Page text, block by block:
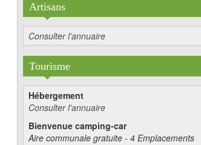
Artisans
Consulter l'annuaire
Tourisme
Hébergement
Consulter l'annuaire
Bienvenue camping-car
Aire communale gratuite - 4 Emplacements